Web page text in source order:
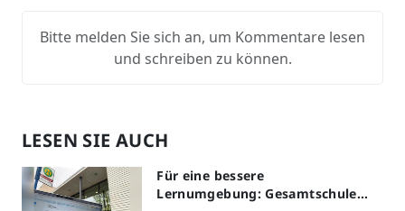
Bitte melden Sie sich an, um Kommentare lesen
und schreiben zu können.
LESEN SIE AUCH
Für eine bessere
Lernumgebung: Gesamtschule